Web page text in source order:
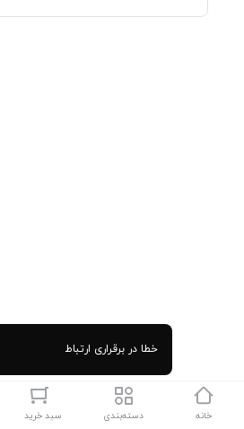
خانه دسته‌بندی سبد خرید
خطا در برقراری ارتباط